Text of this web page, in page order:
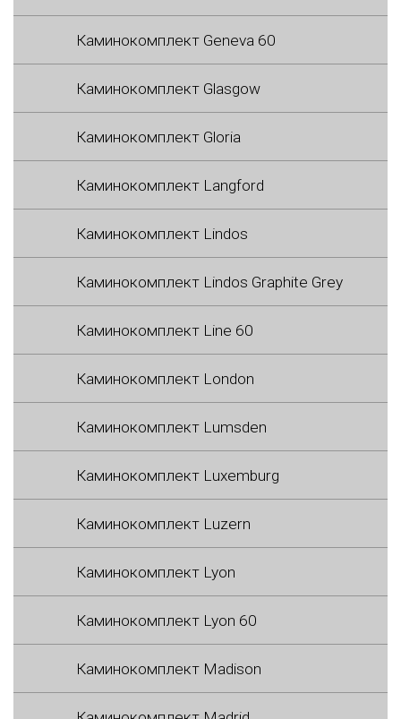
Каминокомплект Geneva 60
Каминокомплект Glasgow
Каминокомплект Gloria
Каминокомплект Langford
Каминокомплект Lindos
Каминокомплект Lindos Graphite Grey
Каминокомплект Line 60
Каминокомплект London
Каминокомплект Lumsden
Каминокомплект Luxemburg
Каминокомплект Luzern
Каминокомплект Lyon
Каминокомплект Lyon 60
Каминокомплект Madison